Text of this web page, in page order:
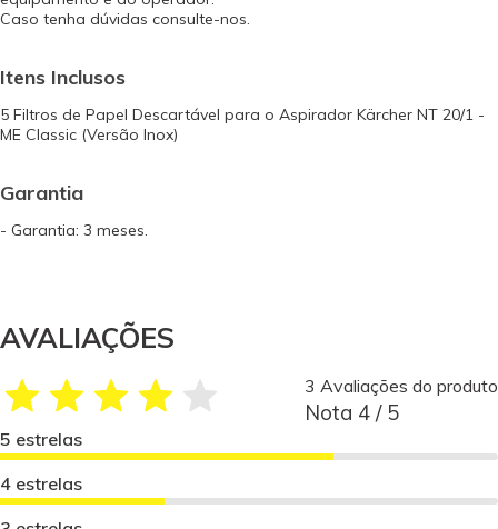
Caso tenha dúvidas consulte-nos.
Itens Inclusos
5 Filtros de Papel Descartável para o Aspirador Kärcher NT 20/1 -
ME Classic (Versão Inox)
Garantia
- Garantia: 3 meses.
AVALIAÇÕES
3 Avaliações do produto
Nota 4 / 5
5 estrelas
4 estrelas